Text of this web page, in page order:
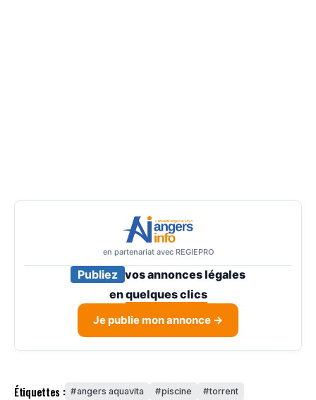
en partenariat avec REGIEPRO
Publiez vos annonces légales
enquelques clics
Je publie mon annonce →
Étiquettes : angers aquavita piscine torrent